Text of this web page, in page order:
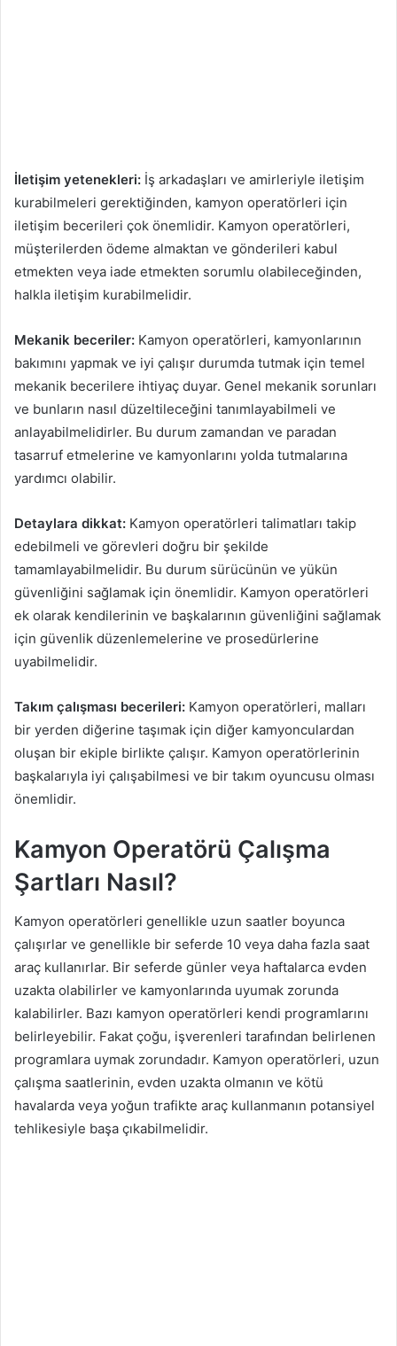
İletişim yetenekleri: İş arkadaşları ve amirleriyle iletişim
kurabilmeleri gerektiğinden, kamyon operatörleri için
iletişim becerileri çok önemlidir. Kamyon operatörleri,
müşterilerden ödeme almaktan ve gönderileri kabul
etmekten veya iade etmekten sorumlu olabileceğinden,
halkla iletişim kurabilmelidir.
Mekanik beceriler: Kamyon operatörleri, kamyonlarının
bakımını yapmak ve iyi çalışır durumda tutmak için temel
mekanik becerilere ihtiyaç duyar. Genel mekanik sorunları
ve bunların nasıl düzeltileceğini tanımlayabilmeli ve
anlayabilmelidirler. Bu durum zamandan ve paradan
tasarruf etmelerine ve kamyonlarını yolda tutmalarına
yardımcı olabilir.
Detaylara dikkat: Kamyon operatörleri talimatları takip
edebilmeli ve görevleri doğru bir şekilde
tamamlayabilmelidir. Bu durum sürücünün ve yükün
güvenliğini sağlamak için önemlidir. Kamyon operatörleri
ek olarak kendilerinin ve başkalarının güvenliğini sağlamak
için güvenlik düzenlemelerine ve prosedürlerine
uyabilmelidir.
Takım çalışması becerileri: Kamyon operatörleri, malları
bir yerden diğerine taşımak için diğer kamyonculardan
oluşan bir ekiple birlikte çalışır. Kamyon operatörlerinin
başkalarıyla iyi çalışabilmesi ve bir takım oyuncusu olması
önemlidir.
Kamyon Operatörü Çalışma
Şartları Nasıl?
Kamyon operatörleri genellikle uzun saatler boyunca
çalışırlar ve genellikle bir seferde 10 veya daha fazla saat
araç kullanırlar. Bir seferde günler veya haftalarca evden
uzakta olabilirler ve kamyonlarında uyumak zorunda
kalabilirler. Bazı kamyon operatörleri kendi programlarını
belirleyebilir. Fakat çoğu, işverenleri tarafından belirlenen
programlara uymak zorundadır. Kamyon operatörleri, uzun
çalışma saatlerinin, evden uzakta olmanın ve kötü
havalarda veya yoğun trafikte araç kullanmanın potansiyel
tehlikesiyle başa çıkabilmelidir.